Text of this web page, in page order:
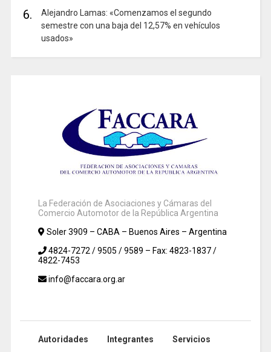
6.
Alejandro Lamas: «Comenzamos el segundo
semestre con una baja del 12,57% en vehículos
usados»
La Federación de Asociaciones y Cámaras del
Comercio Automotor de la República Argentina
Soler 3909 – CABA – Buenos Aires – Argentina
4824-7272 / 9505 / 9589 – Fax: 4823-1837 /
4822-7453
info@faccara.org.ar
Autoridades Integrantes Servicios